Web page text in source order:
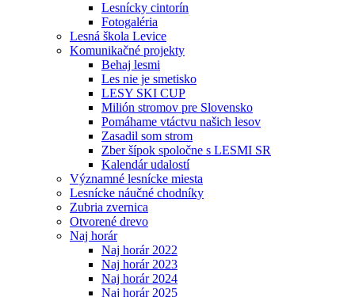
Lesnícky cintorín
Fotogaléria
Lesná škola Levice
Komunikačné projekty
Behaj lesmi
Les nie je smetisko
LESY SKI CUP
Milión stromov pre Slovensko
Pomáhame vtáctvu našich lesov
Zasadil som strom
Zber šípok spoločne s LESMI SR
Kalendár udalostí
Významné lesnícke miesta
Lesnícke náučné chodníky
Zubria zvernica
Otvorené drevo
Naj horár
Naj horár 2022
Naj horár 2023
Naj horár 2024
Naj horár 2025